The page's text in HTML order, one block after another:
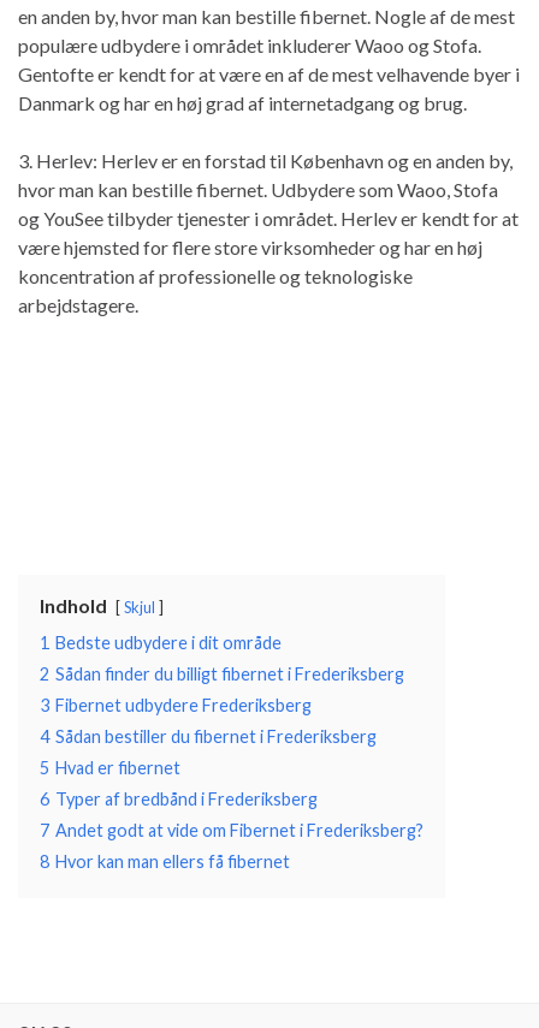
en anden by, hvor man kan bestille fibernet. Nogle af de mest
populære udbydere i området inkluderer Waoo og Stofa.
Gentofte er kendt for at være en af de mest velhavende byer i
Danmark og har en høj grad af internetadgang og brug.
3. Herlev: Herlev er en forstad til København og en anden by,
hvor man kan bestille fibernet. Udbydere som Waoo, Stofa
og YouSee tilbyder tjenester i området. Herlev er kendt for at
være hjemsted for flere store virksomheder og har en høj
koncentration af professionelle og teknologiske
arbejdstagere.
Indhold Skjul
1 Bedste udbydere i dit område
2 Sådan finder du billigt fibernet i Frederiksberg
3 Fibernet udbydere Frederiksberg
4 Sådan bestiller du fibernet i Frederiksberg
5 Hvad er fibernet
6 Typer af bredbånd i Frederiksberg
7 Andet godt at vide om Fibernet i Frederiksberg?
8 Hvor kan man ellers få fibernet